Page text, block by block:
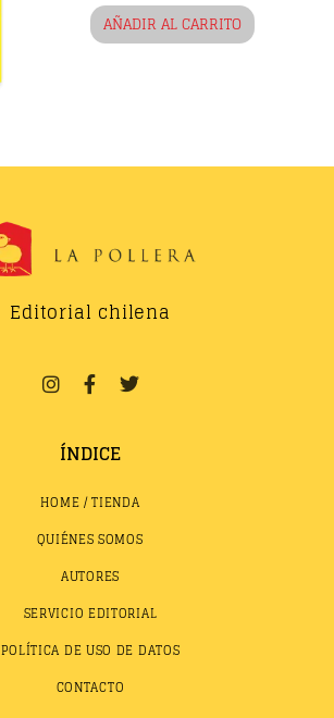
AÑADIR AL CARRITO
Editorial chilena
ÍNDICE
HOME / TIENDA
QUIÉNES SOMOS
AUTORES
SERVICIO EDITORIAL
POLÍTICA DE USO DE DATOS
CONTACTO